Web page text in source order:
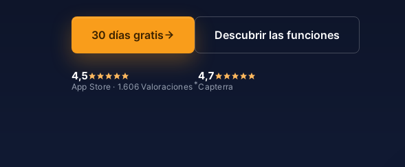
30 días gratis Descubrir las funciones
4,5
App Store · 1.606 Valoraciones *
4,7
Capterra